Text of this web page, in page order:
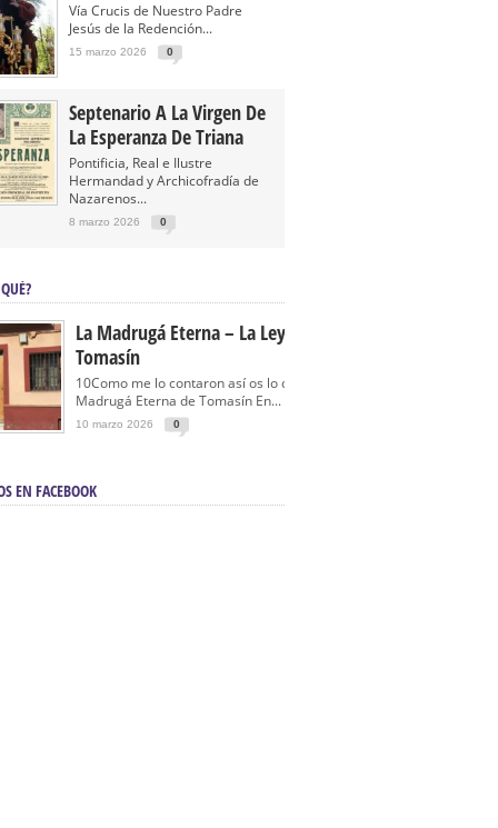
Vía Crucis de Nuestro Padre
Jesús de la Redención...
15 marzo 2026 0
Septenario A La Virgen De
La Esperanza De Triana
Pontificia, Real e Ilustre
Hermandad y Archicofradía de
Nazarenos...
8 marzo 2026 0
La Madrugá Eterna – La Leyenda De
Tomasín
10Como me lo contaron así os lo cuento… La
Madrugá Eterna de Tomasín En...
10 marzo 2026 0
EN FACEBOOK